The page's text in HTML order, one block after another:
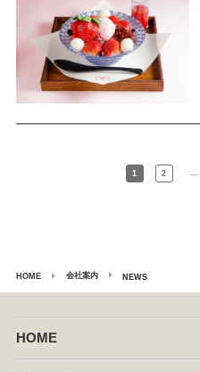
1 2 …
HOME 会社案内 NEWS
HOME